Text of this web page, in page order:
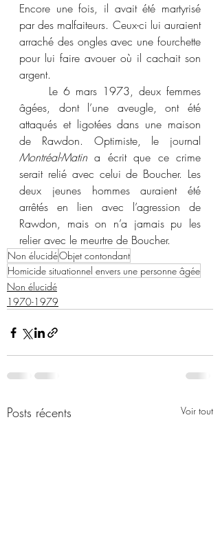
Encore une fois, il avait été martyrisé
par des malfaiteurs. Ceux-ci lui auraient
arraché des ongles avec une fourchette
pour lui faire avouer où il cachait son
argent.
âgées, dont l’une aveugle, ont été
attaqués et ligotées dans une maison
Montréal-Matin a écrit que ce crime
serait relié avec celui de Boucher. Les
deux jeunes hommes auraient été
arrêtés en lien avec l’agression de
Rawdon, mais on n’a jamais pu les
relier avec le meurtre de Boucher.
Non élucidéObjet contondant
Homicide situationnel envers une personne âgée
Non élucidé
1970-1979
Posts récents Voir tout